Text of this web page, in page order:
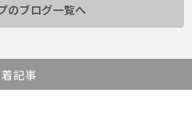
のブログ一覧へ
記事